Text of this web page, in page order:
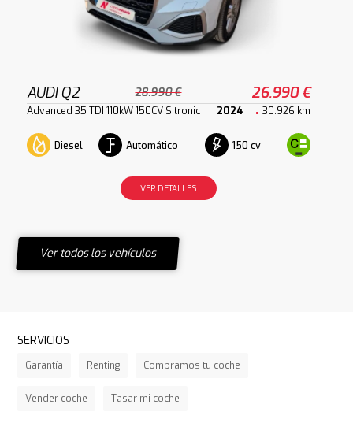
AUDI Q2 28.990 € 26.990 €
Advanced 35 TDI 110kW 150CV S tronic 2024 30.926 km
Diesel Automático 150 cv
VER DETALLES
Ver todos los vehículos
SERVICIOS
Garantía Renting Compramos tu coche
Vender coche Tasar mi coche